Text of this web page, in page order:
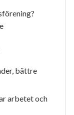
bättre
arbetet och